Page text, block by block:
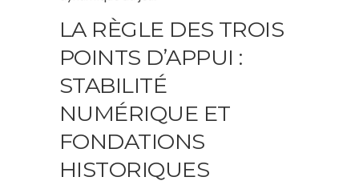
LA RÈGLE DES TROIS
POINTS D’APPUI :
STABILITÉ
NUMÉRIQUE ET
FONDATIONS
HISTORIQUES